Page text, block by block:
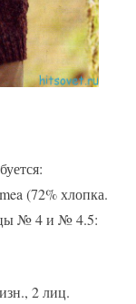
(72% хлопка.
№ 4 и № 4.5:
2 лиц.